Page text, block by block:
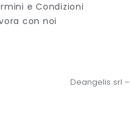
e Condizioni
con noi
Deangelis srl –